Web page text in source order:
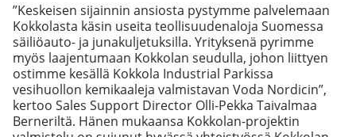
”Keskeisen sijainnin ansiosta pystymme palvelemaan
Kokkolasta käsin useita teollisuudenaloja Suomessa
säiliöauto- ja junakuljetuksilla. Yrityksenä pyrimme
myös laajentumaan Kokkolan seudulla, johon liittyen
ostimme kesällä Kokkola Industrial Parkissa
vesihuollon kemikaaleja valmistavan Voda Nordicin”,
kertoo Sales Support Director Olli-Pekka Taivalmaa
Berneriltä. Hänen mukaansa Kokkolan-projektin